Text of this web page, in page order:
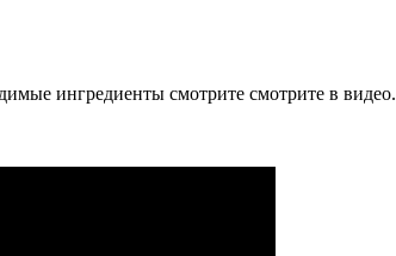
ингредиенты смотрите смотрите в видео.